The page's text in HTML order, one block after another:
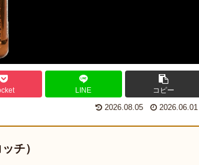
LINE コピー
2026.08.05 2026.06.01
チ）